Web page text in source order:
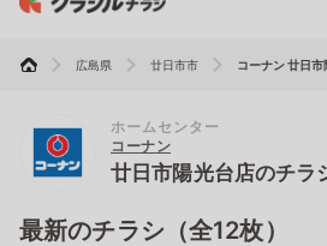
広島県 廿日市市 コーナン 廿日
ホームセンター
コーナン
廿日市陽光台店のチラ
最新のチラシ（全12枚）